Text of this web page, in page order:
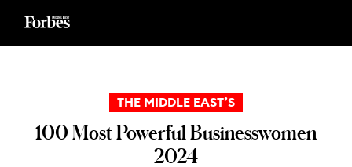
THE MIDDLE EAST’S
100 Most Powerful Businesswomen
2024